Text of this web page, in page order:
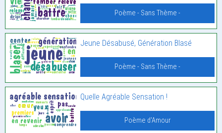
Poème - Sans Thème -
Jeune Désabusé, Génération Blasé
Poème - Sans Thème -
Quelle Agréable Sensation !
Poème d'Amour